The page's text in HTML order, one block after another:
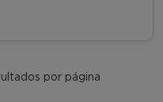
por página